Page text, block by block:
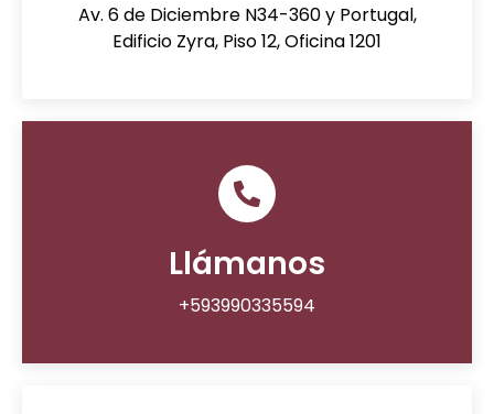
Av. 6 de Diciembre N34-360 y Portugal,
Edificio Zyra, Piso 12, Oficina 1201
Llámanos
+593990335594